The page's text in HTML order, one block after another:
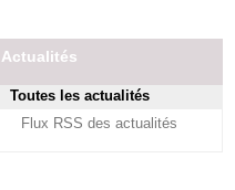
Actualités
Toutes les actualités
Flux RSS des actualités